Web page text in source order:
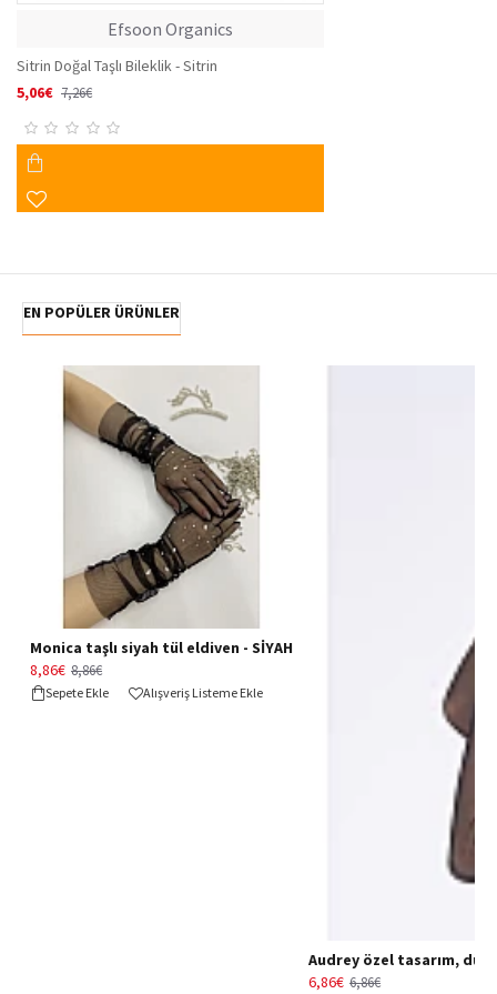
Efsoon Organics
Sitrin Doğal Taşlı Bileklik - Sitrin
5,06€ 7,26€
EN POPÜLER ÜRÜNLER
Monica taşlı siyah tül eldiven - SİYAH
8,86€ 8,86€
Sepete Ekle Alışveriş Listeme Ekle
Audrey özel tasarım,
6,86€ 6,86€